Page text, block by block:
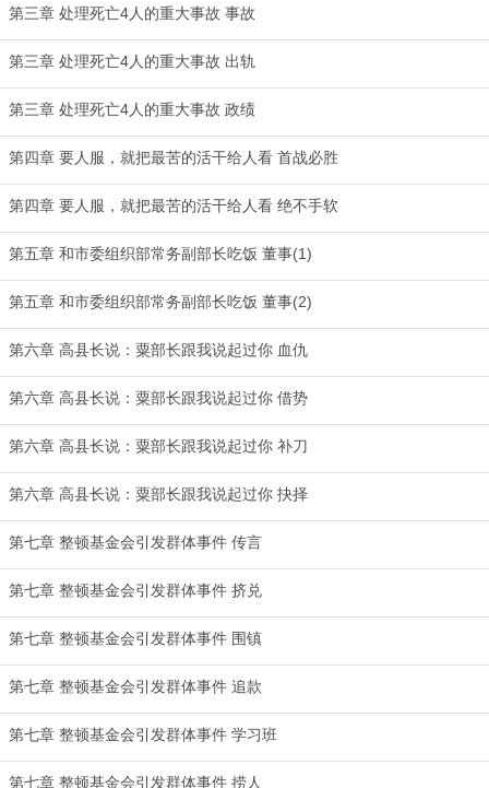
第三章 处理死亡4人的重大事故 事故
第三章 处理死亡4人的重大事故 出轨
第三章 处理死亡4人的重大事故 政绩
第四章 要人服，就把最苦的活干给人看 首战必胜
第四章 要人服，就把最苦的活干给人看 绝不手软
第五章 和市委组织部常务副部长吃饭 董事(1)
第五章 和市委组织部常务副部长吃饭 董事(2)
第六章 高县长说：粟部长跟我说起过你 血仇
第六章 高县长说：粟部长跟我说起过你 借势
第六章 高县长说：粟部长跟我说起过你 补刀
第六章 高县长说：粟部长跟我说起过你 抉择
第七章 整顿基金会引发群体事件 传言
第七章 整顿基金会引发群体事件 挤兑
第七章 整顿基金会引发群体事件 围镇
第七章 整顿基金会引发群体事件 追款
第七章 整顿基金会引发群体事件 学习班
第七章 整顿基金会引发群体事件 捞人